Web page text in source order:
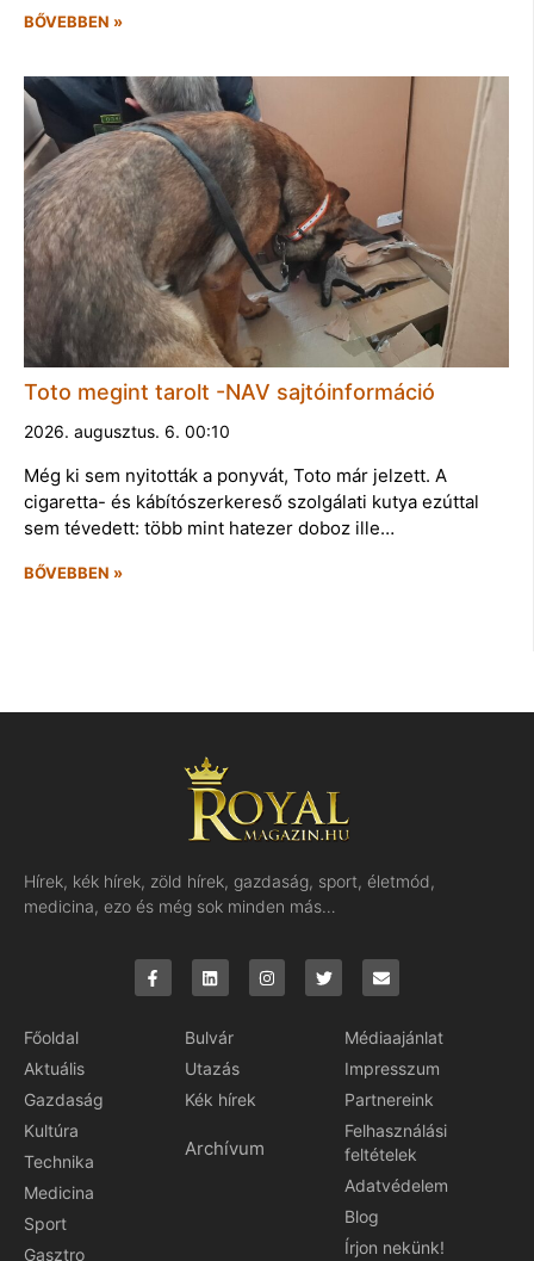
BŐVEBBEN »
Toto megint tarolt -NAV sajtóinformáció
2026. augusztus. 6. 00:10
Még ki sem nyitották a ponyvát, Toto már jelzett. A
cigaretta- és kábítószerkereső szolgálati kutya ezúttal
sem tévedett: több mint hatezer doboz ille…
BŐVEBBEN »
Hírek, kék hírek, zöld hírek, gazdaság, sport, életmód,
medicina, ezo és még sok minden más…
Főoldal
Aktuális
Gazdaság
Kultúra
Technika
Medicina
Sport
Gasztro
Bulvár
Utazás
Kék hírek
Archívum
Médiaajánlat
Impresszum
Partnereink
Felhasználási
feltételek
Adatvédelem
Blog
Írjon nekünk!